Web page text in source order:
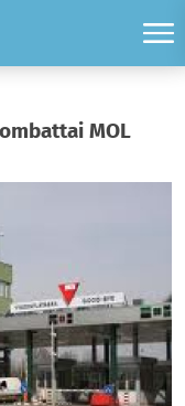
MOL